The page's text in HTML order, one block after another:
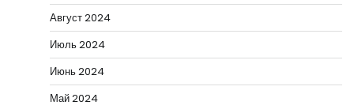
Август 2024
Июль 2024
Июнь 2024
Май 2024